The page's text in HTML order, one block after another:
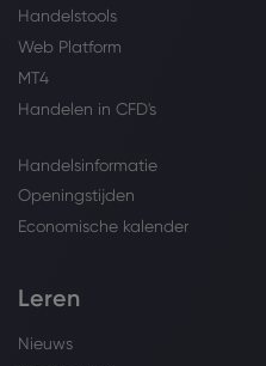
Handelstools
Web Platform
MT4
Handelen in CFD's
Handelsinformatie
Openingstijden
Economische kalender
Leren
Nieuws